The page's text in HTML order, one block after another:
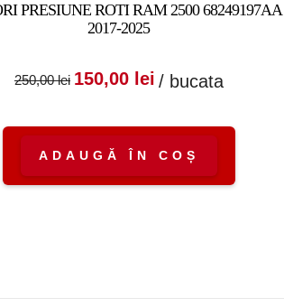
PRESIUNE ROTI RAM 2500 68249197AA
2017-2025
250,00lei
Prețul inițial a fost:
150,00 lei Prețul curent
150,00 lei.
/ bucata
ADAUGĂ ÎN COȘ